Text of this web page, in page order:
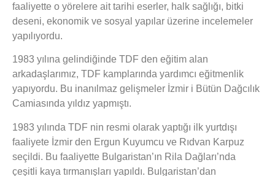
faaliyette o yörelere ait tarihi eserler, halk sağlığı, bitki
deseni, ekonomik ve sosyal yapılar üzerine incelemeler
yapılıyordu.
1983 yılına gelindiğinde TDF den eğitim alan
arkadaşlarımız, TDF kamplarında yardımcı eğitmenlik
yapıyordu. Bu inanılmaz gelişmeler İzmir i Bütün Dağcılık
Camiasında yıldız yapmıştı.
1983 yılında TDF nin resmi olarak yaptığı ilk yurtdışı
faaliyete İzmir den Ergun Kuyumcu ve Rıdvan Karpuz
seçildi. Bu faaliyette Bulgaristan’ın Rila Dağları’nda
çeşitli kaya tırmanışları yapıldı. Bulgaristan’dan